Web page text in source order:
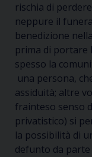
rischia di
neppure il
benedizione
prima di portare
spesso la
una persona,
assiduità; altre
frainteso senso
privatistico) si
la possibilità di
defunto da parte